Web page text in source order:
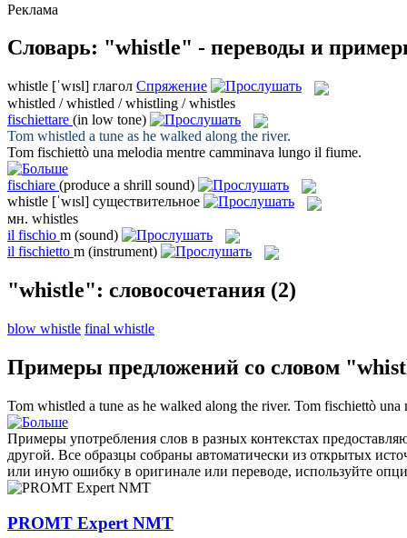
Реклама
Словарь: "whistle" - переводы и
whistle [ˈwɪsl] глагол Спряжение
whistled / whistled / whistling / whistles
fischiettare (in low tone)
Tom whistled a tune as he walked along the river.
Tom fischiettò una melodia mentre camminava lungo il fiume.
fischiare (produce a shrill sound)
whistle [ˈwɪsl] существительное
мн. whistles
il fischio m (sound)
il fischietto m (instrument)
"whistle": словосочетания (2)
blow whistle final whistle
Примеры предложений со словом
Tom whistled a tune as he walked along the river. Tom fischiettò una
Примеры употребления слов в разных контекстах
другой. Все образцы собраны автоматически из открытых
или иную ошибку в оригинале или переводе, используйте
PROMT Expert NMT